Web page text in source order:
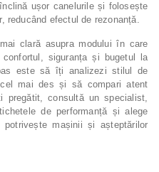
ușor canelurile și folosește
reducând efectul de rezonanță.
clară asupra modului în care
siguranța și bugetul la
este să îți analizezi stilul de
mai des și să compari atent
pregătit, consultă un specialist,
de performanță și alege
mașinii și așteptărilor